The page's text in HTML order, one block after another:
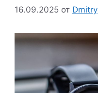
16.09.2025 от Dmitry